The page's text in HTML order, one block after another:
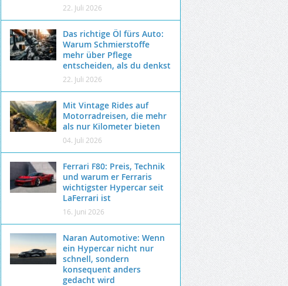
22. Juli 2026
Das richtige Öl fürs Auto:
Warum Schmierstoffe
mehr über Pflege
entscheiden, als du denkst
22. Juli 2026
Mit Vintage Rides auf
Motorradreisen, die mehr
als nur Kilometer bieten
04. Juli 2026
Ferrari F80: Preis, Technik
und warum er Ferraris
wichtigster Hypercar seit
LaFerrari ist
16. Juni 2026
Naran Automotive: Wenn
ein Hypercar nicht nur
schnell, sondern
konsequent anders
gedacht wird